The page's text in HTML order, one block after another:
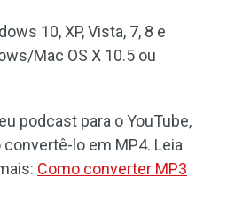
10, XP, Vista, 7, 8 e
Mac OS X 10.5 ou
podcast para o YouTube,
lo em MP4. Leia
Como converter MP3